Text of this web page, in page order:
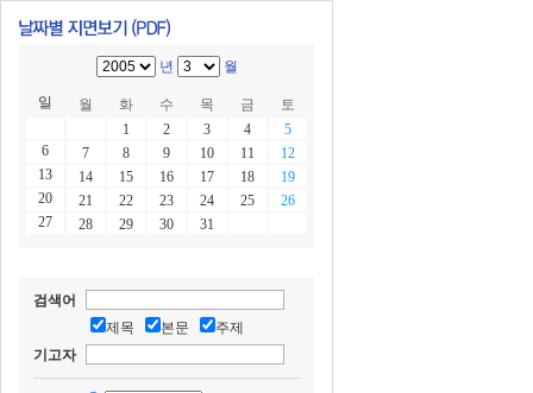
년 월
일 월 화 수 목 금
토
1
2 3 4
5
6
7 8 9 10 11
12
13
14 15 16 17 18
19
20
21 22 23 24 25
26
27
28 29 30 31
검색어
제목
본문
주제
기고자